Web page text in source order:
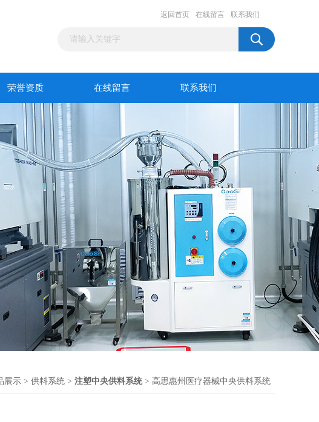
返回首页 在线留言 联系我们
荣誉资质 在线留言 联系我们
展示 > 供料系统 > 注塑中央供料系统> 高思惠州医疗器械中央供料系统